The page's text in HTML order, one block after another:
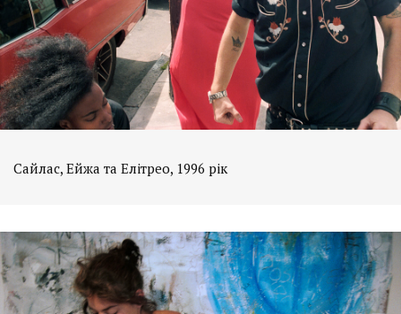
Сайлас, Ейжа та Елітрео, 1996 рік